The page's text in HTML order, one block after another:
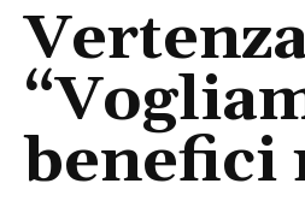
benefici